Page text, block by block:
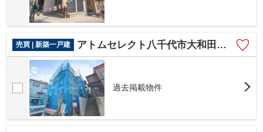
売買 | 新築一戸建 アトムセレクト八千代市大和田新田 １号棟
過去掲載物件